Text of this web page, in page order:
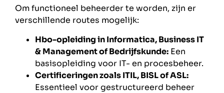
Om functioneel beheerder te worden, zijn er
verschillende routes mogelijk:
Hbo-opleiding in Informatica, Business IT
& Management of Bedrijfskunde: Een
basisopleiding voor IT- en procesbeheer.
Certificeringen zoals ITIL, BISL of ASL:
Essentieel voor gestructureerd beheer